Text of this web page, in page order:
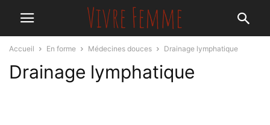
Accueil En forme Médecines douces Drainage lymphatique
Drainage lymphatique